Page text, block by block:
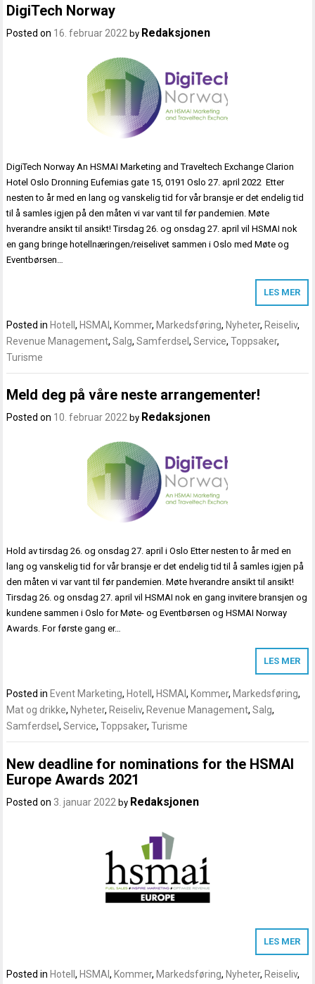
DigiTech Norway
Posted on 16. februar 2022 by Redaksjonen
DigiTech Norway An HSMAI Marketing and Traveltech Exchange Clarion
Hotel Oslo Dronning Eufemias gate 15, 0191 Oslo 27. april 2022 Etter
nesten to år med en lang og vanskelig tid for vår bransje er det endelig tid
til å samles igjen på den måten vi var vant til før pandemien. Møte
hverandre ansikt til ansikt! Tirsdag 26. og onsdag 27. april vil HSMAI nok
en gang bringe hotellnæringen/reiselivet sammen i Oslo med Møte og
Eventbørsen…
LES MER
Posted in Hotell, HSMAI, Kommer, Markedsføring, Nyheter, Reiseliv,
Revenue Management,Salg,Samferdsel,Service,Toppsaker,
Turisme
Meld deg på våre neste arrangementer!
Posted on 10. februar 2022 by Redaksjonen
Hold av tirsdag 26. og onsdag 27. april i Oslo Etter nesten to år med en
lang og vanskelig tid for vår bransje er det endelig tid til å samles igjen på
den måten vi var vant til før pandemien. Møte hverandre ansikt til ansikt!
Tirsdag 26. og onsdag 27. april vil HSMAI nok en gang invitere bransjen og
kundene sammen i Oslo for Møte- og Eventbørsen og HSMAI Norway
Awards. For første gang er…
LES MER
Posted in Event Marketing, Hotell, HSMAI, Kommer, Markedsføring,
Mat og drikke, Nyheter, Reiseliv, Revenue Management,Salg,
Samferdsel,Service,Toppsaker,Turisme
New deadline for nominations for the HSMAI
Europe Awards 2021
Posted on 3. januar 2022 by Redaksjonen
LES MER
Posted in Hotell, HSMAI, Kommer, Markedsføring, Nyheter, Reiseliv,